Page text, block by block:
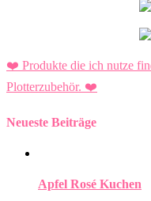
❤️ Produkte die ich nutze
Plotterzubehör. ❤️
Neueste Beiträge
Apfel Rosé Kuchen